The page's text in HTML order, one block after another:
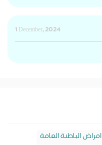
1 December, 2024
امراض الباطنة العامة